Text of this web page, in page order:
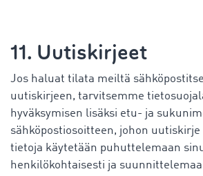
11. Uutiskirjeet
Jos haluat tilata meiltä
uutiskirjeen, tarvitsemme
hyväksymisen lisäksi etu- ja
sähköpostiosoitteen, johon
tietoja käytetään puhuttelemaan
henkilökohtaisesti ja